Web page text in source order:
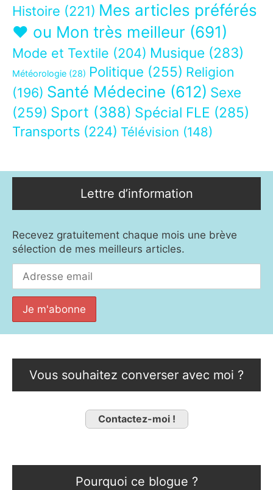
Histoire (221) Mes articles préférés
❤ ou Mon très meilleur (691)
Mode et Textile (204) Musique (283)
Météorologie (28) Politique (255) Religion
(196) Santé Médecine (612) Sexe
(259) Sport (388) Spécial FLE (285)
Transports (224) Télévision (148)
Lettre d’information
Recevez gratuitement chaque mois une brève
sélection de mes meilleurs articles.
Vous souhaitez converser avec moi ?
Contactez-moi !
Pourquoi ce blogue ?